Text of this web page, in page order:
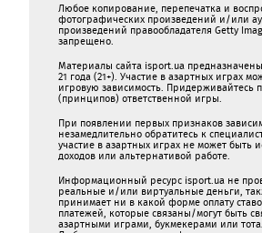
Любое копирование, перепечатка и
фотографических произведений и/или
произведений правообладателя Getty
запрещено.
Материалы сайта isport.ua
21 года (21+). Участие в азартных играх
игровую зависимость. Придерживайтесь
(принципов) ответственной игры.
При появлении первых признаков
незамедлительно обратитесь к
участие в азартных играх не может быть
доходов или альтернативой работе.
Информационный ресурс isport.ua не
реальные и/или виртуальные деньги,
принимает ни в какой форме oплaту
платежей, которые связаны/могут быть
азартными игрaми, букмекерами или